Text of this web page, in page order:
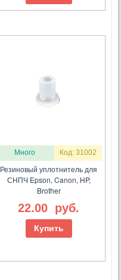
Много Код: 31002
Резиновый уплотнитель для
СНПЧ Epson, Canon, HP,
Brother
22.00 руб.
Купить